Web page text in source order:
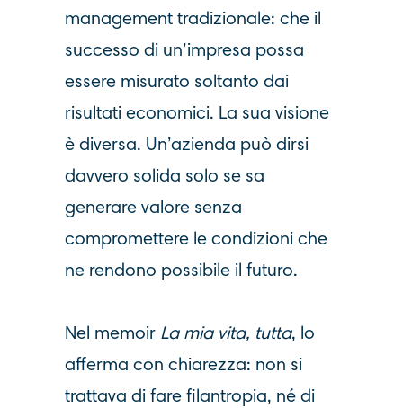
management tradizionale: che il
successo di un’impresa possa
essere misurato soltanto dai
risultati economici. La sua visione
è diversa. Un’azienda può dirsi
davvero solida solo se sa
generare valore senza
compromettere le condizioni che
ne rendono possibile il futuro.
Nel memoir La mia vita, tutta, lo
afferma con chiarezza: non si
trattava di fare filantropia, né di